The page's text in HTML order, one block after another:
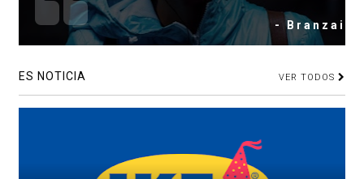
- Branzai
ES NOTICIA VER TODOS